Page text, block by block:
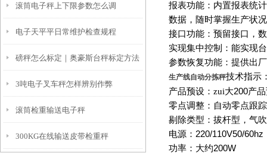
滚筒电子秤上下限参数怎么调
电子天平平日常维护检查规程
磅秤怎么标定｜奥豪斯台秤标定方法
3吨电子叉车秤怎样辨别作弊
滚筒检重输送电子秤
300KG在线输送皮带检重秤
报表功能：内置报表统
数据，随时掌握生产状
接口功能：预留接口，
实现集中控制：能实现
参数恢复功能：提供出
生产线自动分拣秤技术指示
产品预设：zui大200产
零点调整：自动零点跟踪
剔除类型：拔杆型，气
电源： 220/110V50/60hz
功率：大约200W